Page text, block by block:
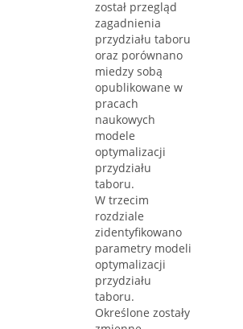
został przegląd
zagadnienia
przydziału taboru
oraz porównano
miedzy sobą
opublikowane w
pracach
naukowych
modele
optymalizacji
przydziału
taboru.
W trzecim
rozdziale
zidentyfikowano
parametry modeli
optymalizacji
przydziału
taboru.
Określone zostały